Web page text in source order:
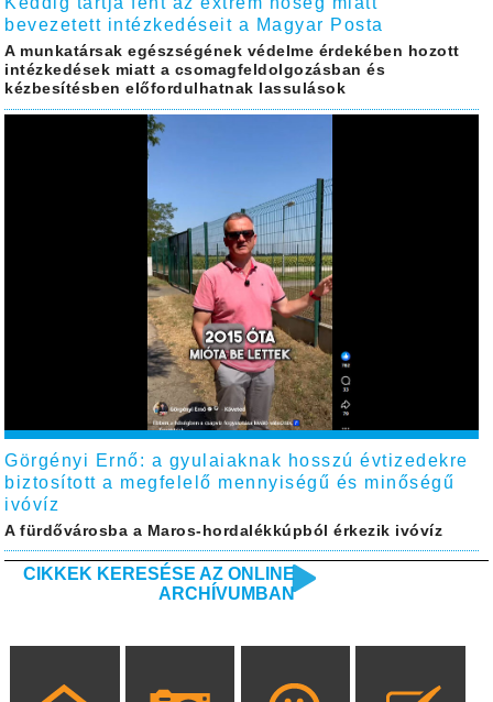
bevezetett intézkedéseit a Magyar Posta
A munkatársak egészségének védelme érdekében hozott
intézkedések miatt a csomagfeldolgozásban és
kézbesítésben előfordulhatnak lassulások
Görgényi Ernő: a gyulaiaknak hosszú évtizedekre
biztosított a megfelelő mennyiségű és minőségű
ivóvíz
A fürdővárosba a Maros-hordalékkúpból érkezik ivóvíz
CIKKEK KERESÉSE AZ ONLINE
ARCHÍVUMBAN